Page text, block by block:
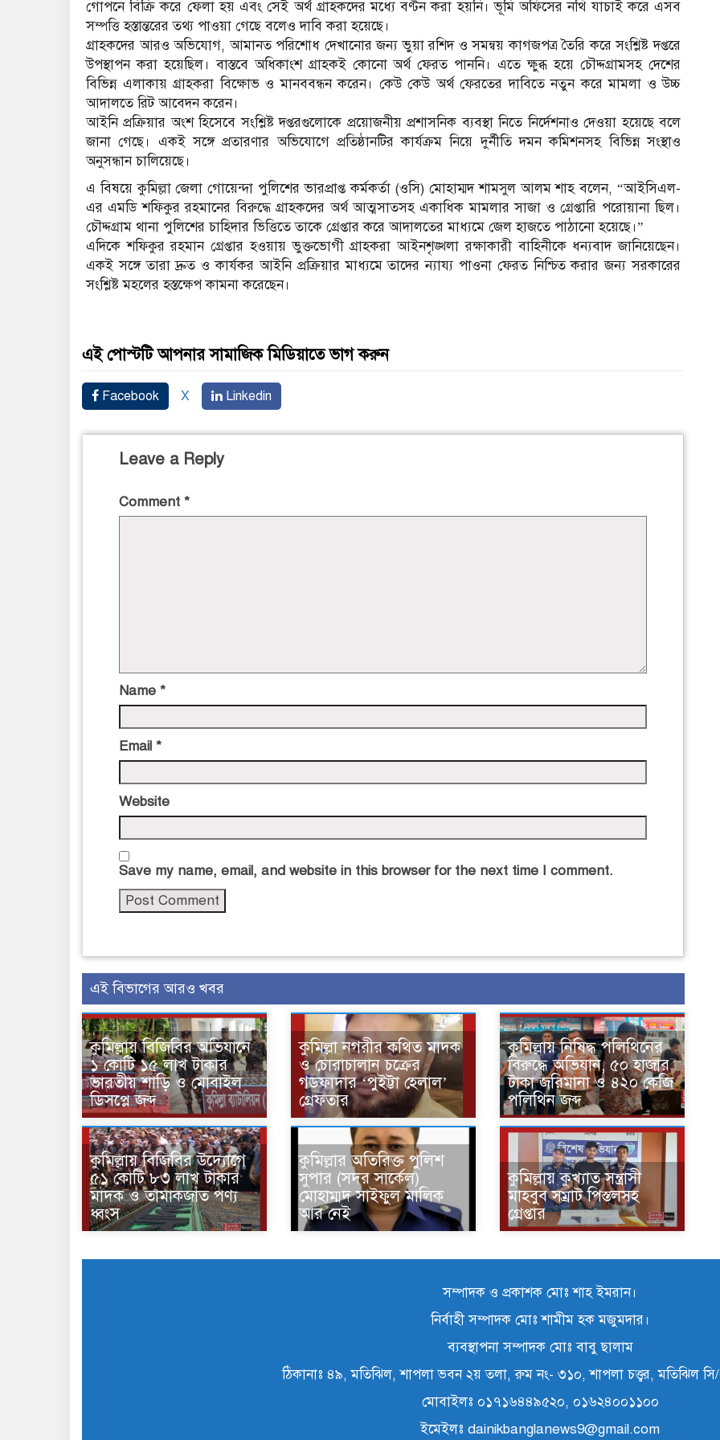
গোপনে বিক্রি করে ফেলা হয় এবং সেই অর্থ গ্রাহকদের মধ্যে বণ্টন করা হয়নি। ভূমি অফিসের নথি যাচাই করে এসব
সম্পত্তি হস্তান্তরের তথ্য পাওয়া গেছে বলেও দাবি করা হয়েছে।
গ্রাহকদের আরও অভিযোগ, আমানত পরিশোধ দেখানোর জন্য ভুয়া রশিদ ও সমন্বয় কাগজপত্র তৈরি করে সংশ্লিষ্ট দপ্তরে
উপস্থাপন করা হয়েছিল। বাস্তবে অধিকাংশ গ্রাহকই কোনো অর্থ ফেরত পাননি। এতে ক্ষুব্ধ হয়ে চৌদ্দগ্রামসহ দেশের
বিভিন্ন এলাকায় গ্রাহকরা বিক্ষোভ ও মানববন্ধন করেন। কেউ কেউ অর্থ ফেরতের দাবিতে নতুন করে মামলা ও উচ্চ
আদালতে রিট আবেদন করেন।
আইনি প্রক্রিয়ার অংশ হিসেবে সংশ্লিষ্ট দপ্তরগুলোকে প্রয়োজনীয় প্রশাসনিক ব্যবস্থা নিতে নির্দেশনাও দেওয়া হয়েছে বলে
জানা গেছে। একই সঙ্গে প্রতারণার অভিযোগে প্রতিষ্ঠানটির কার্যক্রম নিয়ে দুর্নীতি দমন কমিশনসহ বিভিন্ন সংস্থাও
অনুসন্ধান চালিয়েছে।
এ বিষয়ে কুমিল্লা জেলা গোয়েন্দা পুলিশের ভারপ্রাপ্ত কর্মকর্তা (ওসি) মোহাম্মদ শামসুল আলম শাহ বলেন, “আইসিএল-
এর এমডি শফিকুর রহমানের বিরুদ্ধে গ্রাহকদের অর্থ আত্মসাতসহ একাধিক মামলার সাজা ও গ্রেপ্তারি পরোয়ানা ছিল।
চৌদ্দগ্রাম থানা পুলিশের চাহিদার ভিত্তিতে তাকে গ্রেপ্তার করে আদালতের মাধ্যমে জেল হাজতে পাঠানো হয়েছে।”
এদিকে শফিকুর রহমান গ্রেপ্তার হওয়ায় ভুক্তভোগী গ্রাহকরা আইনশৃঙ্খলা রক্ষাকারী বাহিনীকে ধন্যবাদ জানিয়েছেন।
একই সঙ্গে তারা দ্রুত ও কার্যকর আইনি প্রক্রিয়ার মাধ্যমে তাদের ন্যায্য পাওনা ফেরত নিশ্চিত করার জন্য সরকারের
সংশ্লিষ্ট মহলের হস্তক্ষেপ কামনা করেছেন।
এই পোস্টটি আপনার সামাজিক মিডিয়াতে ভাগ করুন
Facebook X Linkedin
Leave a Reply
Comment *
Name *
Email *
Website
Save my name, email, and website in this browser for the next time I comment.
এই বিভাগের আরও খবর
কুমিল্লায় বিজিবির অভিযানে
১ কোটি ১৫ লাখ টাকার
ভারতীয় শাড়ি ও মোবাইল
ডিসপ্লে জব্দ
কুমিল্লা নগরীর কথিত মাদক
ও চোরাচালান চক্রের
গডফাদার ‘পুইট্টা হেলাল’
গ্রেফতার
কুমিল্লায় নিষিদ্ধ পলিথিনের
বিরুদ্ধে অভিযান, ৫০ হাজার
টাকা জরিমানা ও ৪২০ কেজি
পলিথিন জব্দ
কুমিল্লায় বিজিবির উদ্যোগে
৫১ কোটি ৮৩ লাখ টাকার
মাদক ও তামাকজাত পণ্য
ধ্বংস
কুমিল্লার অতিরিক্ত পুলিশ
সুপার (সদর সার্কেল)
মোহাম্মদ সাইফুল মালিক
আর নেই
কুমিল্লায় কুখ্যাত সন্ত্রাসী
মাহবুব সম্রাট পিস্তলসহ
গ্রেপ্তার
সম্পাদক ও প্রকাশক মোঃ শাহ ইমরান।
নির্বাহী সম্পাদক মোঃ শামীম হক মজুমদার।
ব্যবস্থাপনা সম্পাদক মোঃ বাবু ছালাম
ঠিকানাঃ ৪৯, মতিঝিল, শাপলা ভবন ২য় তলা, রুম নং- ৩১০, শাপলা চত্ত্বর, মতিঝিল
মোবাইলঃ ০১৭১৬৪৪৯৫২০, ০১৬২৪০০১১০০
ইমেইলঃ dainikbanglanews9@gmail.com